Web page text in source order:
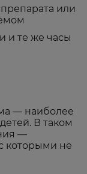
или
и те же часы
— наиболее
В таком
—
которыми не